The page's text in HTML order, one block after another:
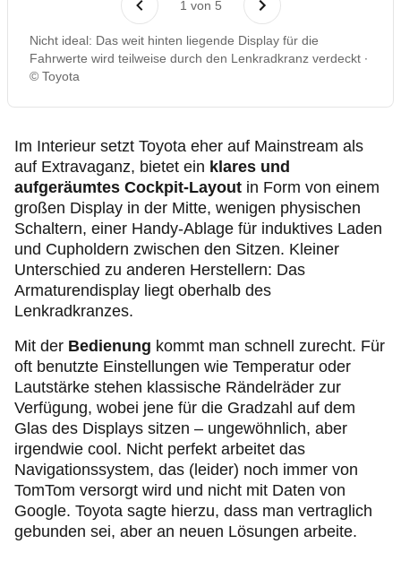
1 von 5
Nicht ideal: Das weit hinten liegende Display für die
Fahrwerte wird teilweise durch den Lenkradkranz verdeckt
© Toyota
Im Interieur setzt Toyota eher auf Mainstream als
auf Extravaganz, bietet ein klares und
aufgeräumtes Cockpit-Layout in Form von einem
großen Display in der Mitte, wenigen physischen
Schaltern, einer Handy-Ablage für induktives Laden
und Cupholdern zwischen den Sitzen. Kleiner
Unterschied zu anderen Herstellern: Das
Armaturendisplay liegt oberhalb des
Lenkradkranzes.
Mit der Bedienung kommt man schnell zurecht. Für
oft benutzte Einstellungen wie Temperatur oder
Lautstärke stehen klassische Rändelräder zur
Verfügung, wobei jene für die Gradzahl auf dem
Glas des Displays sitzen – ungewöhnlich, aber
irgendwie cool. Nicht perfekt arbeitet das
Navigationssystem, das (leider) noch immer von
TomTom versorgt wird und nicht mit Daten von
Google. Toyota sagte hierzu, dass man vertraglich
gebunden sei, aber an neuen Lösungen arbeite.